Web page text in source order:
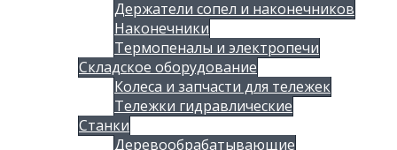
Держатели сопел и наконечников
Наконечники
Термопеналы и электропечи
Складское оборудование
Колеса и запчасти для тележек
Тележки гидравлические
Станки
Деревообрабатывающие